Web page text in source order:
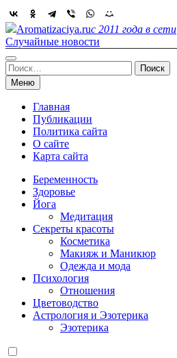
Skip
to
content
Aromatizaciya.ruс 2011 года в сети
Случайные новости
Найти:
Меню
Главная
Публикации
Политика сайта
О сайте
Карта сайта
Беременность
Здоровье
Йога
Медитация
Секреты красоты
Косметика
Макияж и Маникюр
Одежда и мода
Психология
Отношения
Цветоводство
Астрология и Эзотерика
Эзотерика